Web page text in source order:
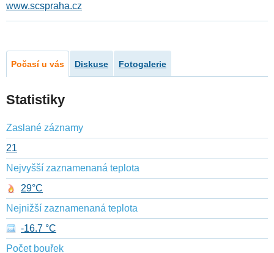
www.scspraha.cz
Počasí u vás Diskuse Fotogalerie
Statistiky
Zaslané záznamy
21
Nejvyšší zaznamenaná teplota
29°C
Nejnižší zaznamenaná teplota
-16.7 °C
Počet bouřek